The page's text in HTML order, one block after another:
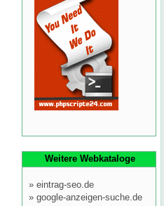
Weitere Webkataloge
» eintrag-seo.de
» google-anzeigen-suche.de